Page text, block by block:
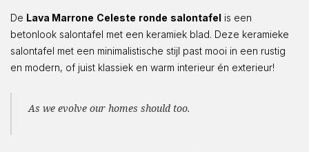
De Lava Marrone Celeste ronde salontafel is een
betonlook salontafel met een keramiek blad. Deze keramieke
salontafel met een minimalistische stijl past mooi in een rustig
en modern, of juist klassiek en warm interieur én exterieur!
As we evolve our homes should too.